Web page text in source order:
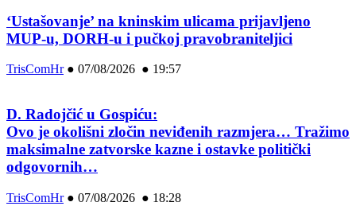
‘Ustašovanje’ na kninskim ulicama prijavljeno
MUP-u, DORH-u i pučkoj pravobraniteljici
TrisComHr● 07/08/2026 ● 19:57
D. Radojčić u Gospiću:
Ovo je okolišni zločin neviđenih razmjera… Tražimo
maksimalne zatvorske kazne i ostavke politički
odgovornih…
TrisComHr● 07/08/2026 ● 18:28